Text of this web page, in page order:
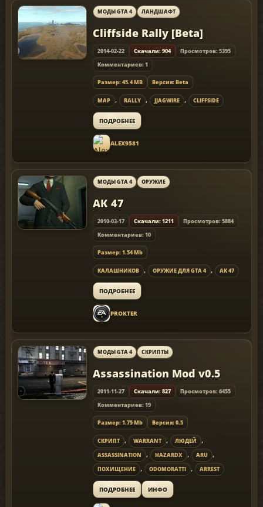
МОДЫ GTA 4 ЛАНДШАФТ
Cliffside Rally [Beta]
2014-02-22 Скачали: 904
Просмотров: 5395
Комментариев: 1
Размер: 45.4 MB Версия: Beta
MAP , RALLY , JJAGWIRE , CLIFFSIDE
ПОДРОБНЕЕ
ALEX9581
МОДЫ GTA 4 ОРУЖИЕ
АК 47
2010-03-17 Скачали: 1211
Просмотров: 5884
Комментариев: 10
Размер: 1.54 Mb
КАЛАШНИКОВ , ОРУЖИЕ ДЛЯ GTA 4 , АК 47
ПОДРОБНЕЕ
PROKTER
МОДЫ GTA 4 СКРИПТЫ
Assassination Mod v0.5
2011-11-27 Скачали: 827
Просмотров: 6455
Комментариев: 19
Размер: 1.75 Mb Версия: 0.5
СКРИПТ , WARRANT , ЛЮДЕЙ ,
ASSASSINATION , HAZARDX , ARU ,
ПОХИЩЕНИЕ , ODOMORATTI , ARREST
ПОДРОБНЕЕ ИНФО